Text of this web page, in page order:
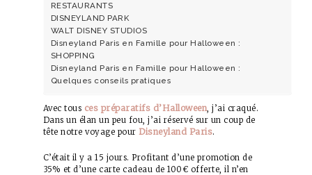
RESTAURANTS
DISNEYLAND PARK
WALT DISNEY STUDIOS
Disneyland Paris en Famille pour Halloween :
SHOPPING
Disneyland Paris en Famille pour Halloween :
Quelques conseils pratiques
Avec tous ces préparatifs d’Halloween , j’ai craqué.
Dans un élan un peu fou, j’ai réservé sur un coup de
tête notre voyage pour Disneyland Paris.
C’était il y a 15 jours. Profitant d’une promotion de
35% et d’une carte cadeau de 100€ offerte, il n’en